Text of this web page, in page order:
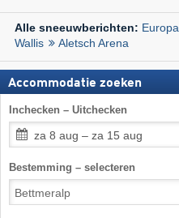
Alle sneeuwberichten: Europa
Wallis
Aletsch Arena
Accommodatie zoeken
Inchecken – Uitchecken
za 8 aug – za 15 aug
Bestemming – selecteren